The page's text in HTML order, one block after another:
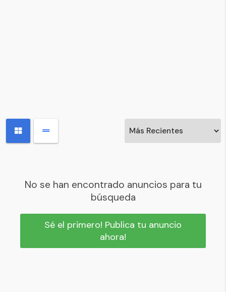
No se han encontrado anuncios para tu
búsqueda
Sé el primero! Publica tu anuncio
ahora!